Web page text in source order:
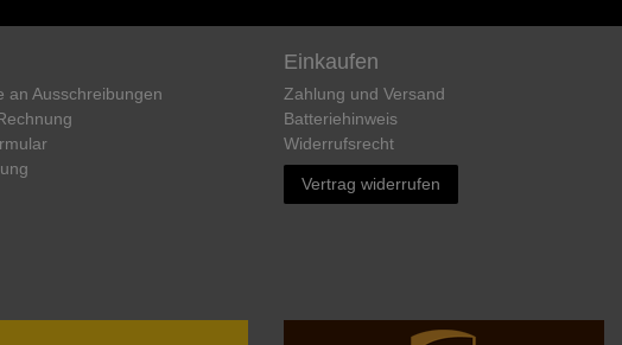
an Ausschreibungen
Einkaufen
Zahlung und Versand
Batteriehinweis
Widerrufs­recht
Vertrag widerrufen